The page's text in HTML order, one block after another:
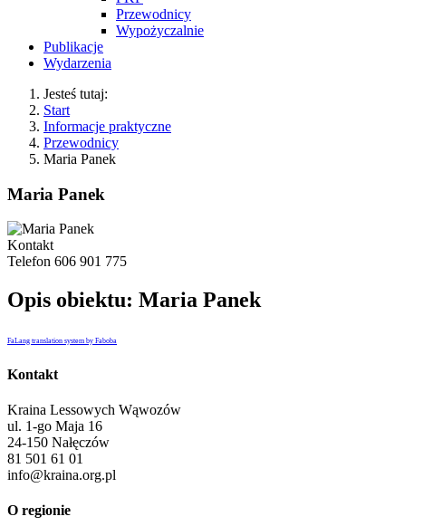
Przewodnicy
Wypożyczalnie
Publikacje
Wydarzenia
Jesteś tutaj:
Start
Informacje praktyczne
Przewodnicy
Maria Panek
Maria Panek
Kontakt
Telefon 606 901 775
Opis obiektu: Maria Panek
FaLang translation system by Faboba
Kontakt
Kraina Lessowych Wąwozów
ul. 1-go Maja 16
24-150 Nałęczów
81 501 61 01
info@kraina.org.pl
O regionie